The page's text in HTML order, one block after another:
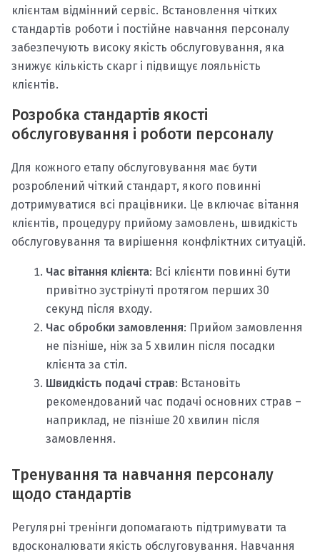
клієнтам відмінний сервіс. Встановлення чітких
стандартів роботи і постійне навчання персоналу
забезпечують високу якість обслуговування, яка
знижує кількість скарг і підвищує лояльність
клієнтів.
Розробка стандартів якості
обслуговування і роботи персоналу
Для кожного етапу обслуговування має бути
розроблений чіткий стандарт, якого повинні
дотримуватися всі працівники. Це включає вітання
клієнтів, процедуру прийому замовлень, швидкість
обслуговування та вирішення конфліктних ситуацій.
Час вітання клієнта: Всі клієнти повинні бути
привітно зустрінуті протягом перших 30
секунд після входу.
Час обробки замовлення: Прийом замовлення
не пізніше, ніж за 5 хвилин після посадки
клієнта за стіл.
Швидкість подачі страв: Встановіть
рекомендований час подачі основних страв –
наприклад, не пізніше 20 хвилин після
замовлення.
Тренування та навчання персоналу
щодо стандартів
Регулярні тренінги допомагають підтримувати та
вдосконалювати якість обслуговування. Навчання